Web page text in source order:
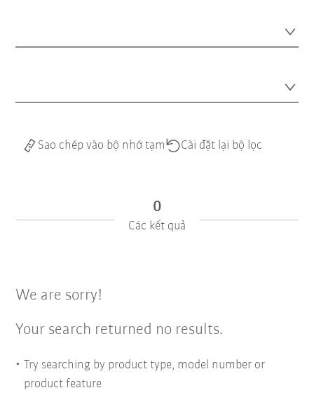
Sao chép vào bộ nhớ tạm Cài đặt lại bộ lọc
0
Các kết quả
We are sorry!
Your search returned no results.
Try searching by product type, model number or
product feature